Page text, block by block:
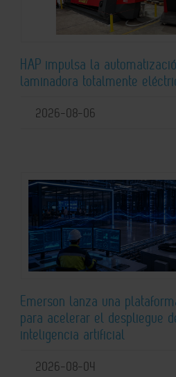
HAP impulsa la
laminadora totalmente
2026-08-06
Emerson lanza una
para acelerar el despliegue
inteligencia artificial
2026-08-04